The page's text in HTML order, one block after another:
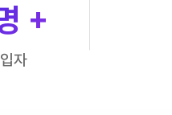
+
자